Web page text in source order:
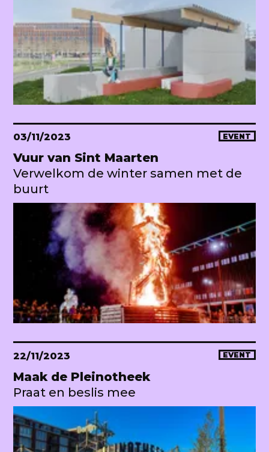
03/11/2023 EVENT
Vuur van Sint Maarten
Verwelkom de winter samen met de
buurt
22/11/2023 EVENT
Maak de Pleinotheek
Praat en beslis mee